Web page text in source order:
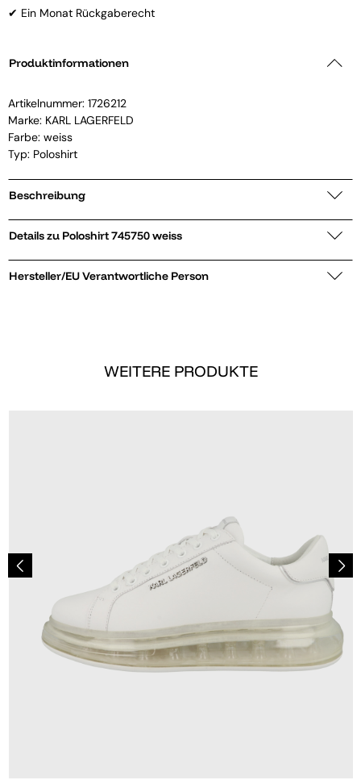
✔ Ein Monat Rückgaberecht
Produktinformationen
Artikelnummer: 1726212
Marke: KARL LAGERFELD
Farbe: weiss
Typ: Poloshirt
Beschreibung
Details zu Poloshirt 745750 weiss
Hersteller/EU Verantwortliche Person
WEITERE PRODUKTE